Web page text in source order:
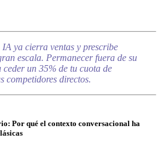
IA ya cierra ventas y prescribe
escala. Permanecer fuera de su
un 35% de tu cuota de
competidores directos.
Por qué el contexto conversacional ha